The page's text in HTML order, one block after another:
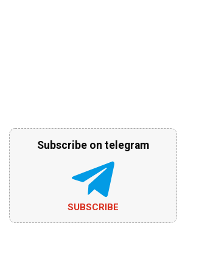
Subscribe on telegram
SUBSCRIBE